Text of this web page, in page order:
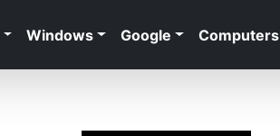
Windows Google Computers